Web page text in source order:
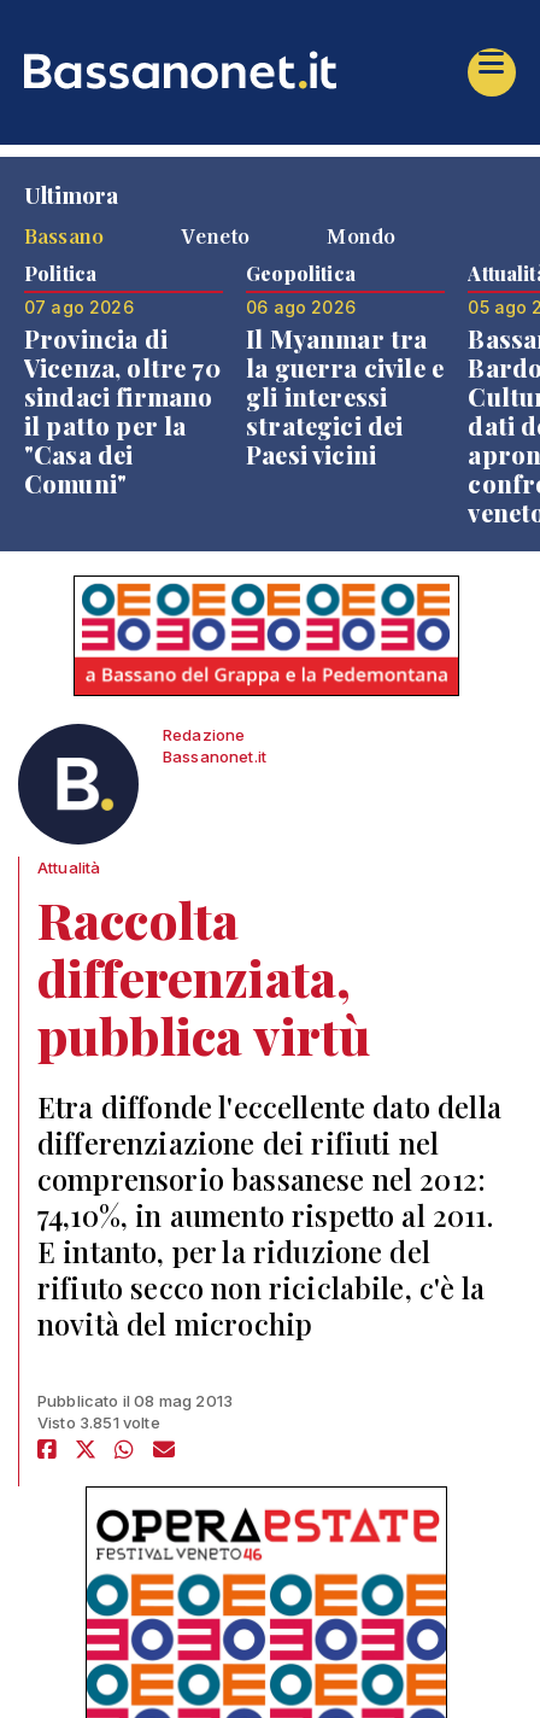
Ultimora
Bassano
Veneto Mondo
Politica
07 ago 2026
Provincia di
Vicenza, oltre 70
sindaci firmano
il patto per la
"Casa dei
Comuni"
Geopolitica
06 ago 2026
Il Myanmar tra
la guerra civile e
gli interessi
strategici dei
Paesi vicini
05 ago
dati
Redazione
Bassanonet.it
Attualità
Raccolta
differenziata,
pubblica virtù
Etra diffonde l'eccellente dato della
differenziazione dei rifiuti nel
comprensorio bassanese nel 2012:
74,10%, in aumento rispetto al 2011.
E intanto, per la riduzione del
rifiuto secco non riciclabile, c'è la
novità del microchip
Pubblicato il 08 mag 2013
Visto 3.851 volte